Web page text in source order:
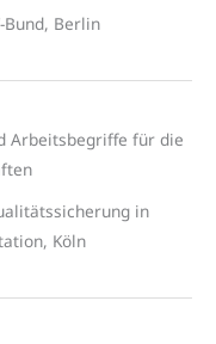
Bund, Berlin
Arbeitsbegriffe für die
in
Köln